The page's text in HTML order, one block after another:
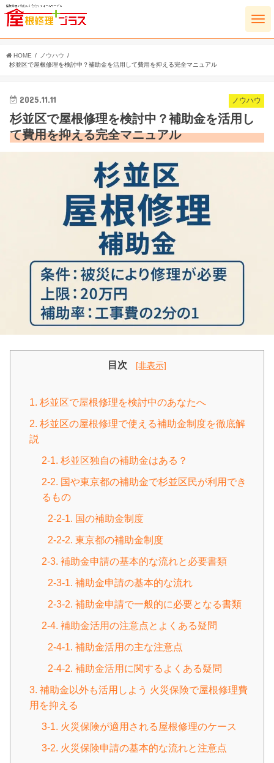
HOME
ノウハウ
杉並区で屋根修理を検討中？補助金を活用して費用を抑える完全マニュアル
ノウハウ
2025.11.11
杉並区で屋根修理を検討中？補助金を活用し
て費用を抑える完全マニュアル
目次 [非表示]
1. 杉並区で屋根修理を検討中のあなたへ
2. 杉並区の屋根修理で使える補助金制度を徹底解
説
2-1. 杉並区独自の補助金はある？
2-2. 国や東京都の補助金で杉並区民が利用でき
るもの
2-2-1. 国の補助金制度
2-2-2. 東京都の補助金制度
2-3. 補助金申請の基本的な流れと必要書類
2-3-1. 補助金申請の基本的な流れ
2-3-2. 補助金申請で一般的に必要となる書類
2-4. 補助金活用の注意点とよくある疑問
2-4-1. 補助金活用の主な注意点
2-4-2. 補助金活用に関するよくある疑問
3. 補助金以外も活用しよう 火災保険で屋根修理費
用を抑える
3-1. 火災保険が適用される屋根修理のケース
3-2. 火災保険申請の基本的な流れと注意点